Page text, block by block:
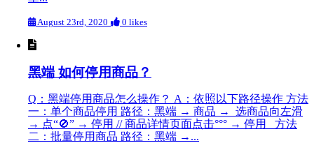
August 23rd, 2020 0 likes
黑端 如何停用商品？
Q：黑端停用商品怎么操作？ A：依照以下路径操作 方法
一：单个商品停用 路径：黑端 → 商品 → 选商品向左滑
→ 点“🚫” → 停用 // 商品详情页面点击°°° → 停用 方法
二：批量停用商品 路径：黑端 →...